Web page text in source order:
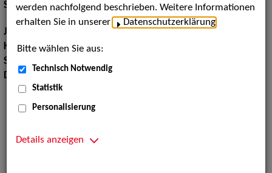
Schauspiel:Bühne
Jahrgang:
Körpergröße:187 cm
Sprachen:
Dialekte:
werden nachfolgend beschrieben. Weitere Informationen
erhalten Sie in unserer
Datenschutzerklärung
Bitte wählen Sie aus:
Technisch Notwendig
Statistik
Personalisierung
Details anzeigen